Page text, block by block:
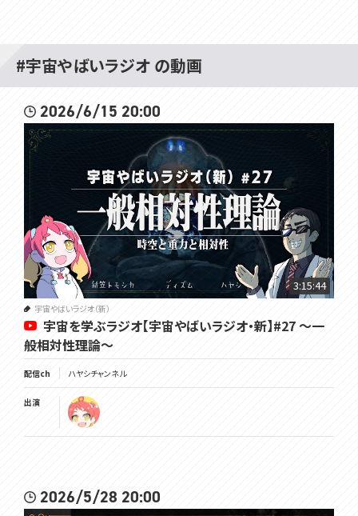
#宇宙やばいラジオ の動画
2026/6/15 20:00
3:15:44
宇宙やばいラジオ（新）
宇宙を学ぶラジオ【宇宙やばいラジオ・新】#27 ～一
般相対性理論～
配信ch ハヤシチャンネル
出演
2026/5/28 20:00